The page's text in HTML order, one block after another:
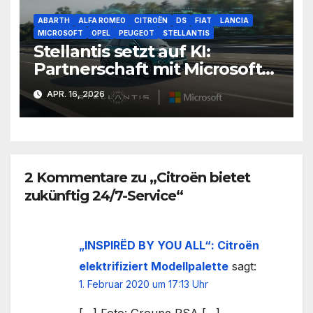
ABARTH ALFA ROMEO CITROËN DS FIAT
LANCIA
MICROSOFT
OPEL PEUGEOT STELLANTIS
Stellantis setzt auf KI:
Partnerschaft mit Microsoft
vertieft die digitale
Transformation
APR. 16, 2026
2 Kommentare zu „Citroën bietet
zukünftig 24/7-Service“
„INSPIRËD BY YOU ALL“: Citroën
elektrifiziert Modellpalette sagt:
1. Februar 2020 um 17:13 Uhr